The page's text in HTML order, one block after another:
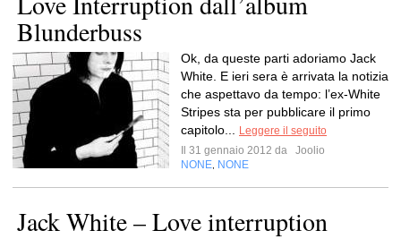
Blunderbuss
Ok, da queste parti adoriamo Jack
White. E ieri sera è arrivata la notizia
che aspettavo da tempo: l’ex-White
Stripes sta per pubblicare il primo
capitolo...
Leggere il seguito
Il 31 gennaio 2012 da
Joolio
NONE NONE
Jack White – Love interruption